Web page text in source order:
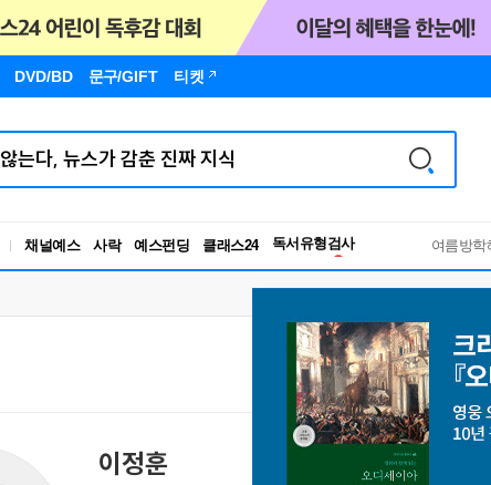
DVD/BD 문구/GIFT 티켓
채널예스 사락 예스펀딩 클래스24
RBTI Lab
독서유형검사
여름방학
이정훈